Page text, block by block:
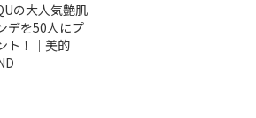
の大人気艶肌
デを50人にプ
ト！｜美的